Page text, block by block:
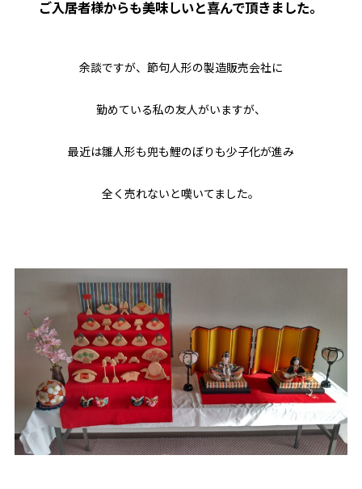
ご入居者様からも美味しいと喜んで頂きました。
余談ですが、節句人形の製造販売会社に
勤めている私の友人がいますが、
最近は雛人形も兜も鯉のぼりも少子化が進み
全く売れないと嘆いてました。